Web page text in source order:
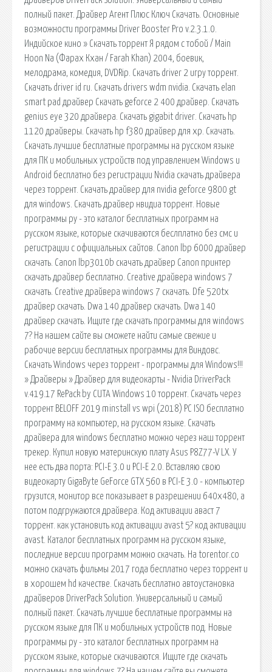
полный пакет. Драйвер Агент Плюс Ключ Скачать. Основные
возможности программы Driver Booster Pro v.2.3.1.0.
Индийское кино » Скачать торрент Я рядом с тобой / Main
Hoon Na (Фарах Кхан / Farah Khan) 2004, боевик,
мелодрама, комедия, DVDRip. Скачать driver 2 игру торрент.
Скачать driver id ru. Скачать drivers wdm nvidia. Скачать elan
smart pad драйвер Скачать geforce 2 400 драйвер. Скачать
genius eye 320 драйвера. Скачать gigabit driver. Скачать hp
1120 драйверы. Скачать hp f380 драйвер для xp. Скачать.
Скачать лучшие бесплатные программы на русском языке
для ПК и мобильных устройств под управлением Windows и
Android бесплатно без регистрации Nvidia скачать драйвера
через торрент. Скачать драйвер для nvidia geforce 9800 gt
для windows. Скачать драйвер нвидиа торрент. Новые
программы ру - это каталог бесплатных программ на
русском языке, которые скачиваются беслплатно без смс и
регистрации с официальных сайтов. Canon lbp 6000 драйвер
скачать. Canon lbp3010b скачать драйвер Canon принтер
скачать драйвер бесплатно. Creative драйвера windows 7
скачать. Creative драйвера windows 7 скачать. Dfe 520tx
драйвер скачать. Dwa 140 драйвер скачать. Dwa 140
драйвер скачать. Ищите где скачать программы для windows
7? На нашем сайте вы сможете найти самые свежие и
рабочие версии бесплатных программы для Виндовс.
Скачать Windows через торрент - программы для Windows!!!
» Драйверы » Драйвер для видеокарты - Nvidia DriverPack
v.419.17 RePack by CUTA Windows 10 торрент. Скачать через
торрент BELOFF 2019 minstall vs wpi (2018) PC ISO бесплатно
программу на компьютер, на русском языке. Скачать
драйвера для windows бесплатно можно через наш торрент
трекер. Купил новую материнскую плату Asus P8Z77-V LX. У
нее есть два порта: PCI-E 3.0 и PCI-E 2.0. Вставляю свою
видеокарту GigaByte GeForce GTX 560 в PCI-E 3.0 - компьютер
грузится, монитор все показывает в разрешении 640х480, а
потом подгружаются драйвера. Код активации аваст 7
торрент. как установить код активации avast 5? код активации
avast. Каталог бесплатных программ на русском языке,
последние версии программ можно скачать. На torentor.co
можно скачать фильмы 2017 года бесплатно через торрент и
в хорошем hd качестве. Скачать бесплатно автоустановка
драйверов DriverPack Solution. Универсальный и самый
полный пакет. Скачать лучшие бесплатные программы на
русском языке для ПК и мобильных устройств под. Новые
программы ру - это каталог бесплатных программ на
русском языке, которые скачиваются. Ищите где скачать